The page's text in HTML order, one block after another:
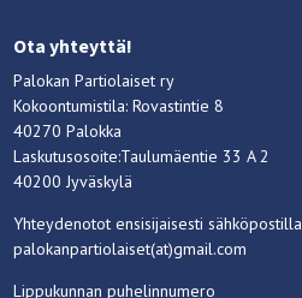
Ota yhteyttä!
Palokan Partiolaiset ry
Kokoontumistila: Rovastintie 8
40270 Palokka
Laskutusosoite:Taulumäentie 33 A 2
40200 Jyväskylä
Yhteydenotot ensisijaisesti sähköpostilla
palokanpartiolaiset(at)gmail.com
Lippukunnan puhelinnumero